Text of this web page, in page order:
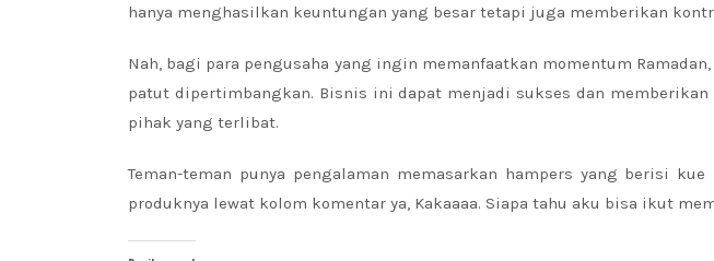
hanya menghasilkan keuntungan yang besar tetapi juga memberikan
Nah, bagi para pengusaha yang ingin memanfaatkan momentum
patut dipertimbangkan. Bisnis ini dapat menjadi sukses dan
pihak yang terlibat.
Teman-teman punya pengalaman memasarkan hampers yang berisi
produknya lewat kolom komentar ya, Kakaaaa. Siapa tahu aku bisa ikut